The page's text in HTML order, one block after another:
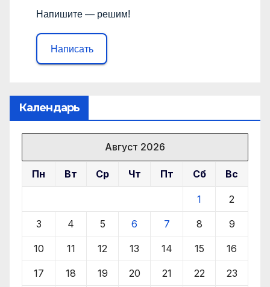
Напишите — решим!
Написать
Календарь
Август 2026
Пн Вт Ср Чт Пт Сб Вс
1 2
3 4 5 6 7 8 9
10 11 12 13 14 15 16
17 18 19 20 21 22 23